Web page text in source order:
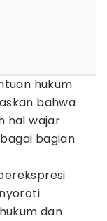
hukum
bahwa
hal wajar
bagian
dan